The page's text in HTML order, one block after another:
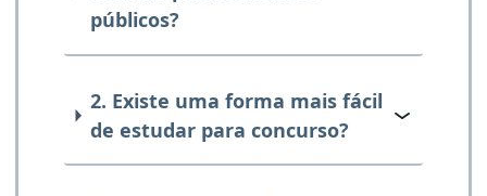
públicos?
2. Existe uma forma mais fácil
de estudar para concurso?